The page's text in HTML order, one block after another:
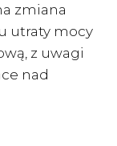
zmiana
utraty mocy
z uwagi
nad